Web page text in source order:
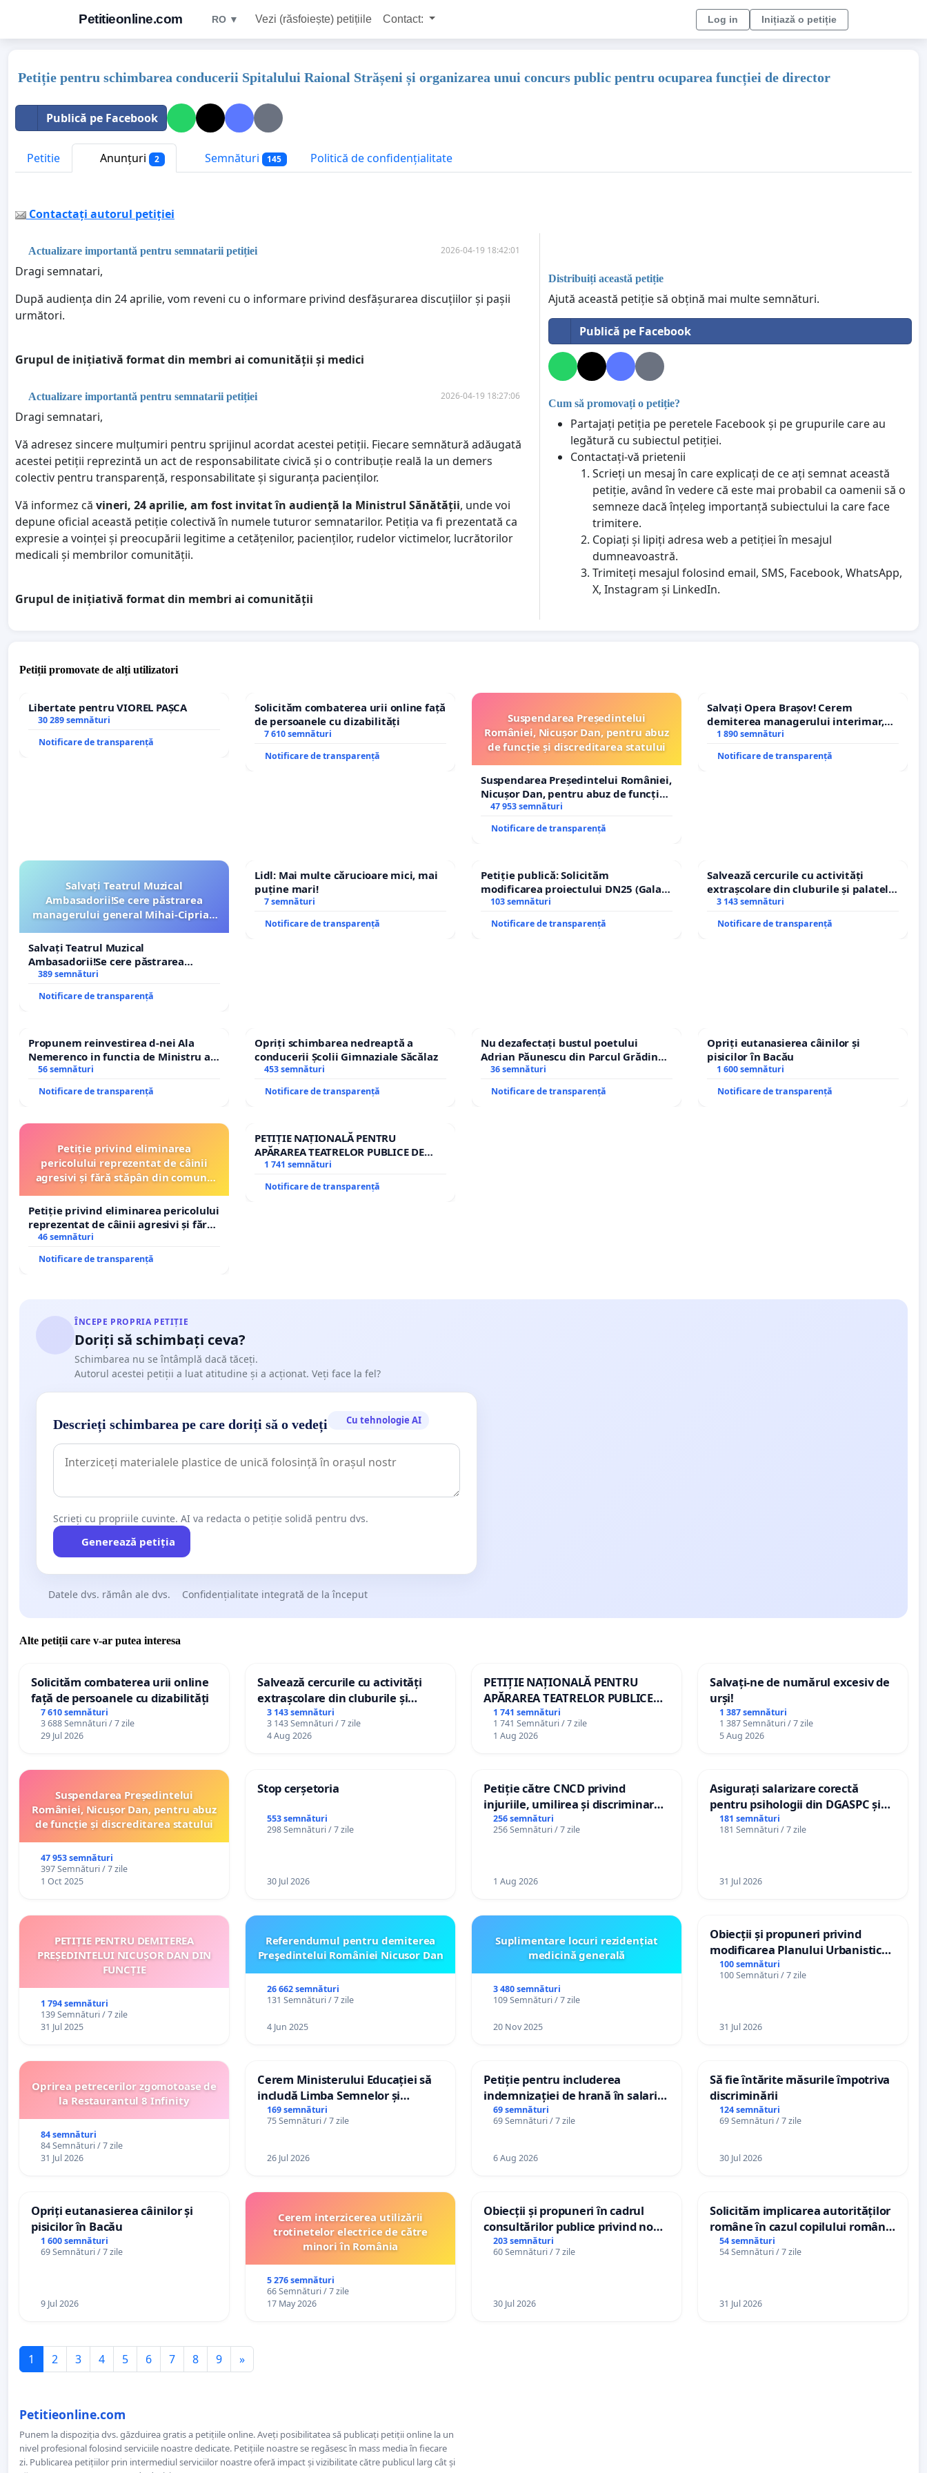
Petitieonline.com RO ▼ Vezi (răsfoiește) petițiile Contact: Log in Inițiază o petiție
Petiție pentru schimbarea conducerii Spitalului Raional Strășeni și organizarea unui concurs public pentru ocuparea funcției de director
Publică pe Facebook
Petitie Anunțuri 2 Semnături 145 Politică de confidențialitate
Contactați autorul petiției
Actualizare importantă pentru semnatarii petiției 2026-04-19 18:42:01
Dragi semnatari,
După audiența din 24 aprilie, vom reveni cu o informare privind desfășurarea discuțiilor și pașii
următori.
Grupul de inițiativă format din membri ai comunității și medici
Actualizare importantă pentru semnatarii petiției 2026-04-19 18:27:06
Dragi semnatari,
Vă adresez sincere mulțumiri pentru sprijinul acordat acestei petiții. Fiecare semnătură adăugată
acestei petiții reprezintă un act de responsabilitate civică și o contribuție reală la un demers
colectiv pentru transparență, responsabilitate și siguranța pacienților.
Vă informez că vineri, 24 aprilie, am fost invitat în audiență la Ministrul Sănătății, unde voi
depune oficial această petiție colectivă în numele tuturor semnatarilor. Petiția va fi prezentată ca
expresie a voinței și preocupării legitime a cetățenilor, pacienților, rudelor victimelor, lucrătorilor
medicali și membrilor comunității.
Grupul de inițiativă format din membri ai comunității
Distribuiți această petiție
Ajută această petiție să obțină mai multe semnături.
Publică pe Facebook
Cum să promovați o petiție?
Partajați petiția pe peretele Facebook și pe grupurile care au
legătură cu subiectul petiției.
Contactați-vă prietenii
Scrieți un mesaj în care explicați de ce ați semnat această
petiție, având în vedere că este mai probabil ca oamenii să o
semneze dacă înțeleg importanță subiectului la care face
trimitere.
Copiați și lipiți adresa web a petiției în mesajul
dumneavoastră.
Trimiteți mesajul folosind email, SMS, Facebook, WhatsApp,
X, Instagram și LinkedIn.
Petiții promovate de alți utilizatori
Libertate pentru VIOREL PAȘCA
30 289 semnături
Notificare de transparență
Solicităm combaterea urii online față
de persoanele cu dizabilități
7 610 semnături
Notificare de transparență
Suspendarea Președintelui
României, Nicușor Dan, pentru abuz
de funcție și discreditarea statului
Suspendarea Președintelui României,
Nicușor Dan, pentru abuz de funcție
și discreditarea statului
47 953 semnături
Notificare de transparență
Salvați Opera Brașov! Cerem
demiterea managerului interimar,
Petrean Lucian-Marius!
1 890 semnături
Notificare de transparență
Salvați Teatrul Muzical
Ambasadorii!Se cere păstrarea
managerului general Mihai-Ciprian
Salvați Teatrul Muzical
Ambasadorii!Se cere păstrarea
managerului general Mihai-Ciprian
ROGOJAN
389 semnături
Notificare de transparență
Lidl: Mai multe cărucioare mici, mai
puține mari!
7 semnături
Notificare de transparență
Petiție publică: Solicităm
modificarea proiectului DN25 (Galați
– Hanu Conachi) prin devierea
traseului în afara localităților!
103 semnături
Notificare de transparență
Salvează cercurile cu activități
extrașcolare din cluburile și palatele
copiilor
3 143 semnături
Notificare de transparență
Propunem reinvestirea d-nei Ala
Nemerenco in functia de Ministru al
Sanatatii
56 semnături
Notificare de transparență
Opriți schimbarea nedreaptă a
conducerii Școlii Gimnaziale Săcălaz
453 semnături
Notificare de transparență
Nu dezafectați bustul poetului
Adrian Păunescu din Parcul Grădina
Icoanei! Stop cenzurii culturale!
36 semnături
Notificare de transparență
Opriți eutanasierea câinilor și
pisicilor în Bacău
1 600 semnături
Notificare de transparență
Petiție privind eliminarea
pericolului reprezentat de câinii
agresivi și fără stăpân din comuna
Petiție privind eliminarea pericolului
reprezentat de câinii agresivi și fără
stăpân din comuna Tunari
46 semnături
Notificare de transparență
PETIȚIE NAȚIONALĂ PENTRU
APĂRAREA TEATRELOR PUBLICE DE
REPERTORIU DIN ROMÂNIA
1 741 semnături
Notificare de transparență
ÎNCEPE PROPRIA PETIȚIE
Doriți să schimbați ceva?
Schimbarea nu se întâmplă dacă tăceți.
Autorul acestei petiții a luat atitudine și a acționat. Veți face la fel?
Descrieți schimbarea pe care doriți să o vedeți Cu tehnologie AI
Scrieți cu propriile cuvinte. AI va redacta o petiție solidă pentru dvs.
Generează petiția
Datele dvs. rămân ale dvs. Confidențialitate integrată de la început
Alte petiții care v-ar putea interesa
Solicităm combaterea urii online
față de persoanele cu dizabilități
7 610 semnături
3 688 Semnături / 7 zile
29 Jul 2026
Salvează cercurile cu activități
extrașcolare din cluburile și
palatele copiilor
3 143 semnături
3 143 Semnături / 7 zile
4 Aug 2026
PETIȚIE NAȚIONALĂ PENTRU
APĂRAREA TEATRELOR PUBLICE
DE REPERTORIU DIN ROMÂNIA
1 741 semnături
1 741 Semnături / 7 zile
1 Aug 2026
Salvați-ne de numărul excesiv de
urși!
1 387 semnături
1 387 Semnături / 7 zile
5 Aug 2026
Suspendarea Președintelui
României, Nicușor Dan, pentru abuz
de funcție și discreditarea statului
47 953 semnături
397 Semnături / 7 zile
1 Oct 2025
Stop cerșetoria
553 semnături
298 Semnături / 7 zile
30 Jul 2026
Petiție către CNCD privind
injuriile, umilirea și discriminarea
persoanelor cu dizabilități de
către utilizatorul TikTok „Gorici”
256 semnături
256 Semnături / 7 zile
1 Aug 2026
Asigurați salarizare corectă
pentru psihologii din DGASPC și
spitale
181 semnături
181 Semnături / 7 zile
31 Jul 2026
PETIȚIE PENTRU DEMITEREA
PREȘEDINTELUI NICUȘOR DAN DIN
FUNCȚIE
1 794 semnături
139 Semnături / 7 zile
31 Jul 2025
Referendumul pentru demiterea
Preşedintelui României Nicusor Dan
26 662 semnături
131 Semnături / 7 zile
4 Jun 2025
Suplimentare locuri rezidențiat
medicină generală
3 480 semnături
109 Semnături / 7 zile
20 Nov 2025
Obiecții și propuneri privind
modificarea Planului Urbanistic
General al orașului Ialoveni
100 semnături
100 Semnături / 7 zile
31 Jul 2026
Oprirea petrecerilor zgomotoase de
la Restaurantul 8 Infinity
84 semnături
84 Semnături / 7 zile
31 Jul 2026
Cerem Ministerului Educației să
includă Limba Semnelor și
alfabetul Braille în școlile din
Republica Moldova!
169 semnături
75 Semnături / 7 zile
26 Jul 2026
Petiție pentru includerea
indemnizației de hrană în salariul
de bază și protejarea gradațiilor
de vechime pentru asistenții
69 semnături
69 Semnături / 7 zile
6 Aug 2026
Să fie întărite măsurile împotriva
discriminării
124 semnături
69 Semnături / 7 zile
30 Jul 2026
Opriți eutanasierea câinilor și
pisicilor în Bacău
1 600 semnături
69 Semnături / 7 zile
9 Jul 2026
Cerem interzicerea utilizării
trotinetelor electrice de către
minori în România
5 276 semnături
66 Semnături / 7 zile
17 May 2026
Obiecții și propuneri în cadrul
consultărilor publice privind noul
Plan Urbanistic General (PUG)
Ialoveni
203 semnături
60 Semnături / 7 zile
30 Jul 2026
Solicităm implicarea autorităților
române în cazul copilului român
Wiliam Kristian Gheorghe, aflat în
plasament în Danemarca de 12
54 semnături
54 Semnături / 7 zile
31 Jul 2026
1 2 3 4 5 6 7 8 9 »
Petitieonline.com
Punem la dispoziția dvs. găzduirea gratis a petițiile online. Aveți posibilitatea să publicați petiții online la un
nivel profesional folosind serviciile noastre dedicate. Petițiile noastre se regăsesc în mass media în fiecare
zi. Publicarea petițiilor prin intermediul serviciilor noastre oferă impact și vizibilitate către publicul larg cât și